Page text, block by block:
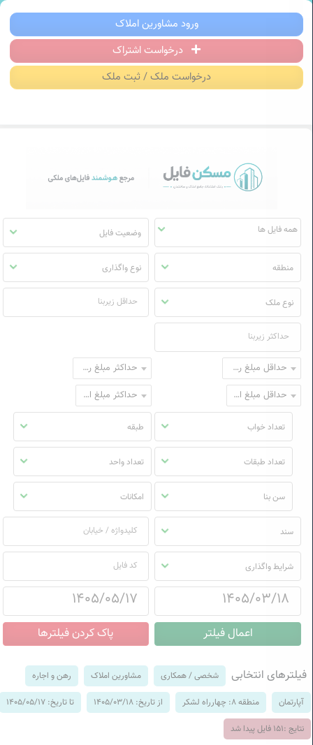
مسکن فایل | خرید، فروش، رهن و اجاره
ورود مشاورین املاک
درخواست اشتراک
درخواست ملک / ثبت ملک
مسکن
فایل
وضعیت فایل
منطقه نوع واگذاری
نوع ملک
حداقل مبلغ رهن
حداکثر مبلغ رهن
حداقل مبلغ اجاره
حداکثر مبلغ اجاره
تعداد خواب طبقه
تعداد طبقات تعداد واحد
سن بنا امکانات
سند
شرایط واگذاری
فیلترهای انتخابی شخصی / همکاری مشاورین املاک رهن و اجاره
آپارتمان منطقه 8: چهارراه لشکر از تاریخ: 1405/03/18 تا تاریخ: 1405/05/17
نتایج :151 فایل پیدا شد